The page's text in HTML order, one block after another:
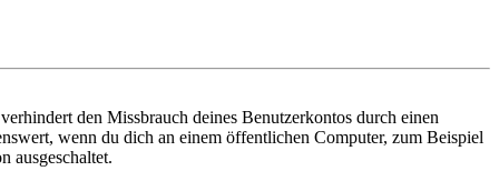
den Missbrauch deines Benutzerkontos durch einen
wenn du dich an einem öffentlichen Computer, zum Beispiel
ausgeschaltet.